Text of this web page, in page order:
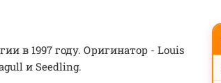
в 1997 году. Оригинатор - Louis
и Seedling.